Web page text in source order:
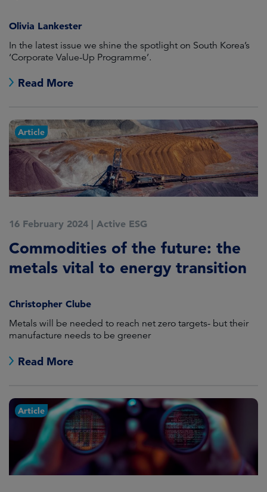
Olivia Lankester
In the latest issue we shine the spotlight on South Korea’s
‘Corporate Value-Up Programme’.
Read More
Article
16 February 2024 | Active ESG
Commodities of the future: the
metals vital to energy transition
Christopher Clube
Metals will be needed to reach net zero targets- but their
manufacture needs to be greener
Read More
Article